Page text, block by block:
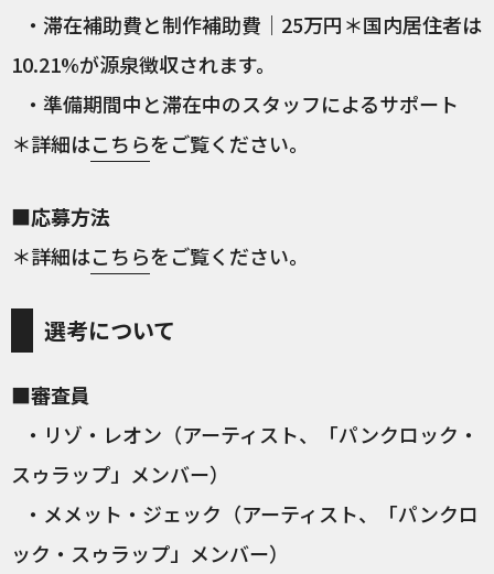
・滞在補助費と制作補助費｜25万円＊国内居住者は
10.21%が源泉徴収されます。
・準備期間中と滞在中のスタッフによるサポート
＊詳細はこちらをご覧ください。
■応募方法
＊詳細はこちらをご覧ください。
選考について
■審査員
・リゾ・レオン（アーティスト、「パンクロック・
スゥラップ」メンバー）
・メメット・ジェック（アーティスト、「パンクロ
ック・スゥラップ」メンバー）